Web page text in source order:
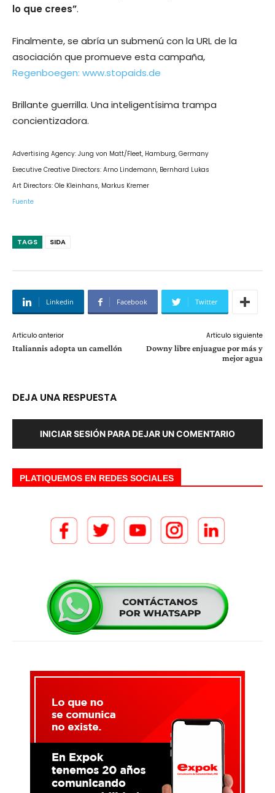
lo que crees”.
Finalmente, se abrí­a un submenú con la URL de la
asociación que promueve esta campaña,
Regenboegen: www.stopaids.de
Brillante guerrilla. Una inteligentí­sima trampa
concientizadora.
Advertising Agency: Jung von Matt/Fleet, Hamburg, Germany
Executive Creative Directors: Arno Lindemann, Bernhard Lukas
Art Directors: Ole Kleinhans, Markus Kremer
Fuente
TAGS SIDA
Linkedin Facebook Twitter
Artículo anterior
Italiannis adopta un camellón
Artículo siguiente
Downy libre enjuague por más y
mejor agua
DEJA UNA RESPUESTA
INICIAR SESIÓN PARA DEJAR UN COMENTARIO
PLATIQUEMOS EN REDES SOCIALES